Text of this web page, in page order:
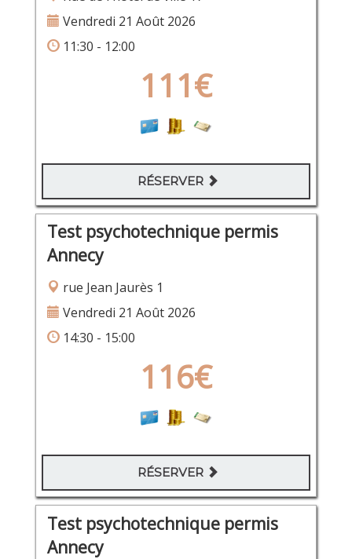
Vendredi 21 Août 2026
11:30 - 12:00
111€
RÉSERVER
Test psychotechnique permis
Annecy
rue Jean Jaurès 1
Vendredi 21 Août 2026
14:30 - 15:00
116€
RÉSERVER
Test psychotechnique permis
Annecy